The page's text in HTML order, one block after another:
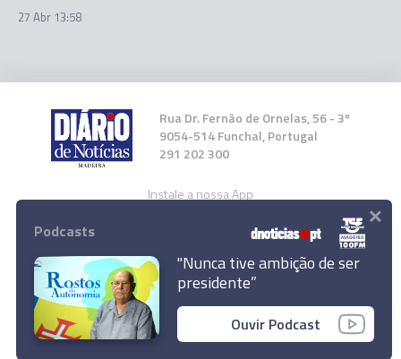
27 Abr 13:58
Rua Dr. Fernão de Ornelas, 56 - 3º
9054-514 Funchal, Portugal
291 202 300
Instale a nossa App
© 2023 Empresa Diário de Notícias, Lda.
Todos os direitos reservados.
Podcasts
"Nunca tive ambição de ser
presidente”
Ouvir Podcast
×